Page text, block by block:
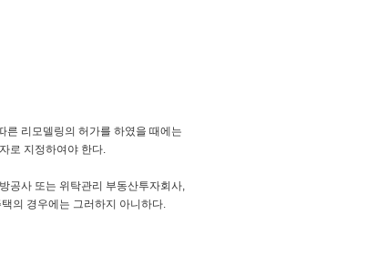
리모델링의 허가를 하였을 때에는
로 지정하여야 한다.
사 또는 위탁관리 부동산투자회사,
의 경우에는 그러하지 아니하다.